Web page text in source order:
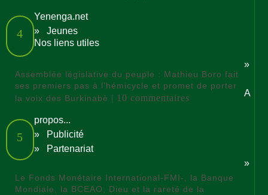
4
Assemblée législative du peuple : Mathieu Boro fait
ses premiers pas à l’hémicycle et promet de porter
la voix des Burkinabè | 10 commentaires
5
Le Fonds Monétaire International-FMI-, la Banque
Mondiale, la BCEAO, Dieu et la rareté de la
Yenenga.net
» Jeunes
Nos liens utiles
»
A
propos...
»
Publicité
»
Partenariat
»